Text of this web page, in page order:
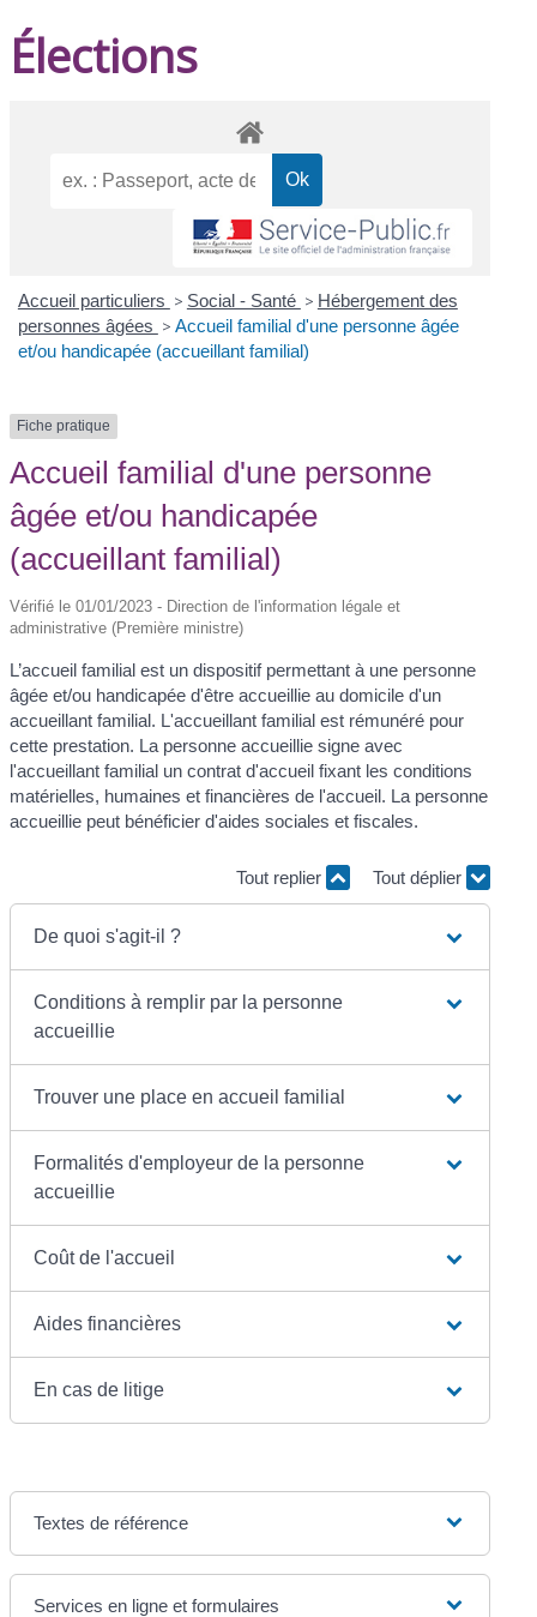
Élections
Accueil particuliers > Social - Santé > Hébergement des
personnes âgées > Accueil familial d'une personne âgée
et/ou handicapée (accueillant familial)
Fiche pratique
Accueil familial d'une personne
âgée et/ou handicapée
(accueillant familial)
Vérifié le 01/01/2023 - Direction de l'information légale et
administrative (Première ministre)
L’accueil familial est un dispositif permettant à une personne
âgée et/ou handicapée d'être accueillie au domicile d'un
accueillant familial. L'accueillant familial est rémunéré pour
cette prestation. La personne accueillie signe avec
l'accueillant familial un contrat d'accueil fixant les conditions
matérielles, humaines et financières de l'accueil. La personne
accueillie peut bénéficier d'aides sociales et fiscales.
Tout replier Tout déplier
De quoi s'agit-il ?
Conditions à remplir par la personne
accueillie
Trouver une place en accueil familial
Formalités d'employeur de la personne
accueillie
Coût de l'accueil
Aides financières
En cas de litige
Textes de référence
Services en ligne et formulaires